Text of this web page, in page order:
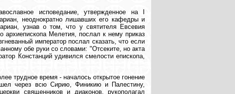
исповедание, утвержденное на I
неоднократно лишавших его кафедры и
узнав о том, что у святителя Евсевия
архиепископа Мелетия, послал к нему приказ
император послал сказать, что если
обе руки со словами: "Отсеките, но акта
Констанций удивился смелости епископа,
трудное время - началось открытое гонение
через всю Сирию, Финикию и Палестину,
священников и диаконов, рукополагал